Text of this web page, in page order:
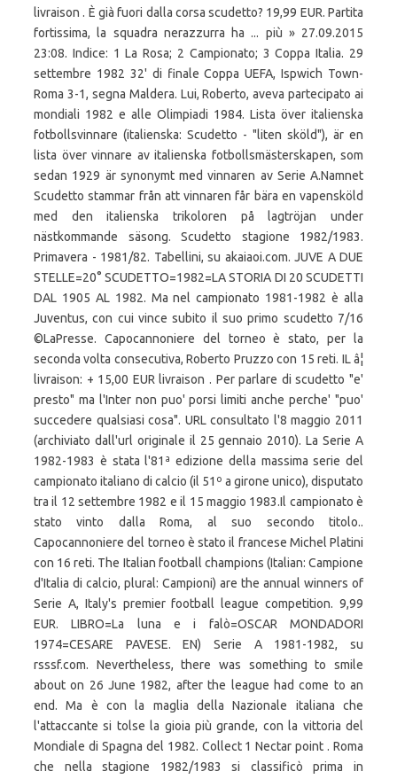
livraison . È già fuori dalla corsa scudetto? 19,99 EUR. Partita
fortissima, la squadra nerazzurra ha ... più » 27.09.2015
23:08. Indice: 1 La Rosa; 2 Campionato; 3 Coppa Italia. 29
settembre 1982 32' di finale Coppa UEFA, Ispwich Town-
Roma 3-1, segna Maldera. Lui, Roberto, aveva partecipato ai
mondiali 1982 e alle Olimpiadi 1984. Lista över italienska
fotbollsvinnare (italienska: Scudetto - "liten sköld"), är en
lista över vinnare av italienska fotbollsmästerskapen, som
sedan 1929 är synonymt med vinnaren av Serie A.Namnet
Scudetto stammar från att vinnaren får bära en vapensköld
med den italienska trikoloren på lagtröjan under
nästkommande säsong. Scudetto stagione 1982/1983.
Primavera - 1981/82. Tabellini, su akaiaoi.com. JUVE A DUE
STELLE=20° SCUDETTO=1982=LA STORIA DI 20 SCUDETTI
DAL 1905 AL 1982. Ma nel campionato 1981-1982 è alla
Juventus, con cui vince subito il suo primo scudetto 7/16
©LaPresse. Capocannoniere del torneo è stato, per la
seconda volta consecutiva, Roberto Pruzzo con 15 reti. IL â¦
livraison: + 15,00 EUR livraison . Per parlare di scudetto "e'
presto" ma l'Inter non puo' porsi limiti anche perche' "puo'
succedere qualsiasi cosa". URL consultato l'8 maggio 2011
(archiviato dall'url originale il 25 gennaio 2010). La Serie A
1982-1983 è stata l'81ª edizione della massima serie del
campionato italiano di calcio (il 51º a girone unico), disputato
tra il 12 settembre 1982 e il 15 maggio 1983.Il campionato è
stato vinto dalla Roma, al suo secondo titolo..
Capocannoniere del torneo è stato il francese Michel Platini
con 16 reti. The Italian football champions (Italian: Campione
d'Italia di calcio, plural: Campioni) are the annual winners of
Serie A, Italy's premier football league competition. 9,99
EUR. LIBRO=La luna e i falò=OSCAR MONDADORI
1974=CESARE PAVESE. EN) Serie A 1981-1982, su
rsssf.com. Nevertheless, there was something to smile
about on 26 June 1982, after the league had come to an
end. Ma è con la maglia della Nazionale italiana che
l'attaccante si tolse la gioia più grande, con la vittoria del
Mondiale di Spagna del 1982. Collect 1 Nectar point . Roma
che nella stagione 1982/1983 si classificò prima in